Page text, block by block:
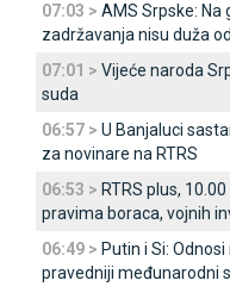
07:03 > AMS Srpske: Na
zadržavanja nisu duža
07:01 > Vijeće naroda
suda
06:57 > U Banjaluci
za novinare na RTRS
06:53 > RTRS plus,
pravima boraca, vojnih
06:49 > Putin i Si:
pravedniji međunarodni